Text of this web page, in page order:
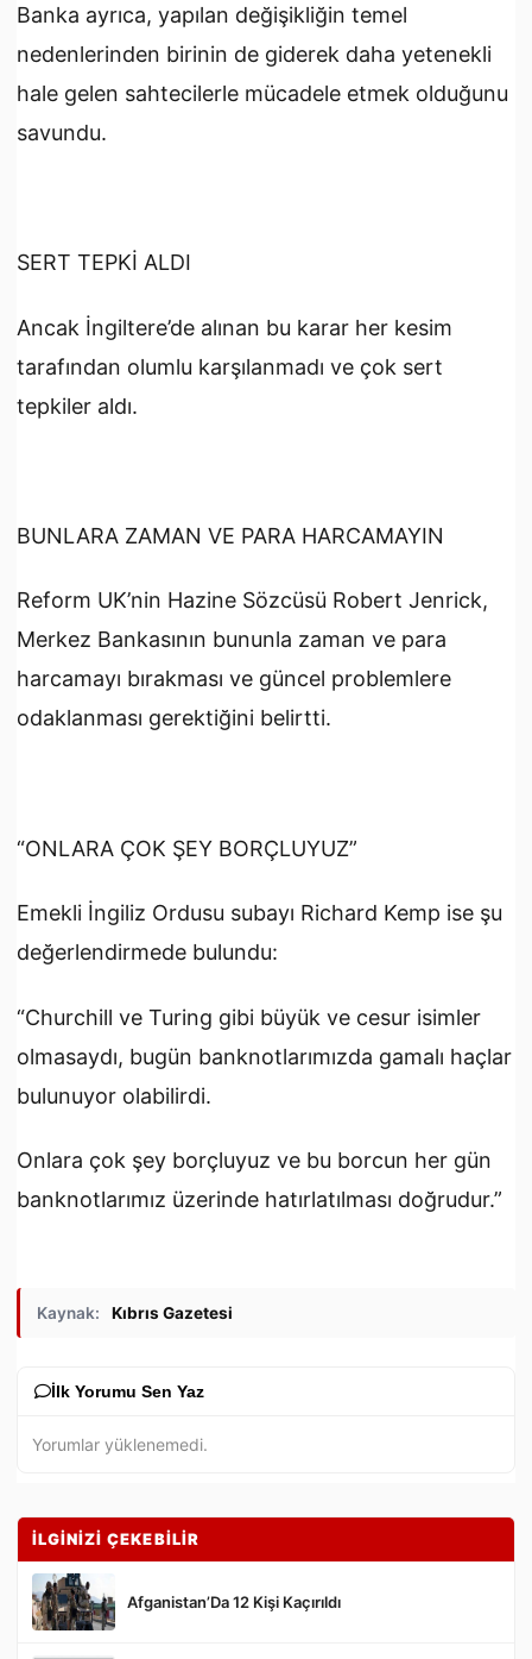
Banka ayrıca, yapılan değişikliğin temel
nedenlerinden birinin de giderek daha yetenekli
hale gelen sahtecilerle mücadele etmek olduğunu
savundu.
SERT TEPKİ ALDI
Ancak İngiltere’de alınan bu karar her kesim
tarafından olumlu karşılanmadı ve çok sert
tepkiler aldı.
BUNLARA ZAMAN VE PARA HARCAMAYIN
Reform UK’nin Hazine Sözcüsü Robert Jenrick,
Merkez Bankasının bununla zaman ve para
harcamayı bırakması ve güncel problemlere
odaklanması gerektiğini belirtti.
“ONLARA ÇOK ŞEY BORÇLUYUZ”
Emekli İngiliz Ordusu subayı Richard Kemp ise şu
değerlendirmede bulundu:
“Churchill ve Turing gibi büyük ve cesur isimler
olmasaydı, bugün banknotlarımızda gamalı haçlar
bulunuyor olabilirdi.
Onlara çok şey borçluyuz ve bu borcun her gün
banknotlarımız üzerinde hatırlatılması doğrudur.”
Kaynak: Kıbrıs Gazetesi
İlk Yorumu Sen Yaz
Yorumlar yüklenemedi.
İLGİNİZİ ÇEKEBİLİR
Afganistan’Da 12 Kişi Kaçırıldı